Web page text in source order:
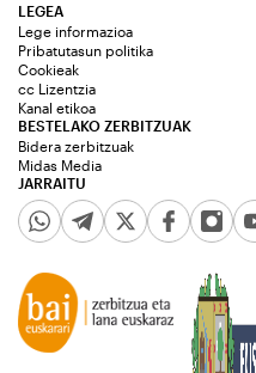
JARRAITU
LEGEA
Lege informazioa
Pribatutasun politika
Cookieak
cc Lizentzia
Kanal etikoa
BESTELAKO ZERBITZUAK
Bidera zerbitzuak
Midas Media